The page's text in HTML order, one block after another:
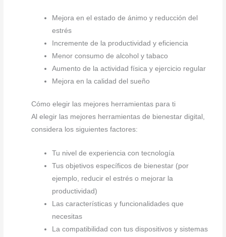
Mejora en el estado de ánimo y reducción del
estrés
Incremente de la productividad y eficiencia
Menor consumo de alcohol y tabaco
Aumento de la actividad física y ejercicio regular
Mejora en la calidad del sueño
Cómo elegir las mejores herramientas para ti
Al elegir las mejores herramientas de bienestar digital,
considera los siguientes factores:
Tu nivel de experiencia con tecnología
Tus objetivos específicos de bienestar (por
ejemplo, reducir el estrés o mejorar la
productividad)
Las características y funcionalidades que
necesitas
La compatibilidad con tus dispositivos y sistemas